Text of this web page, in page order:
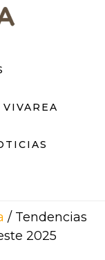
/Tendencias
2025